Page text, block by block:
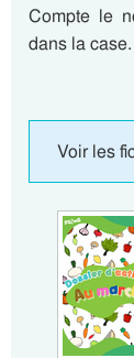
Compte le
dans la case.
Voir les